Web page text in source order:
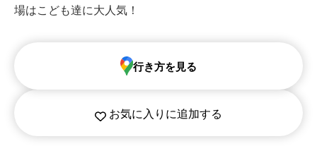
場はこども達に大人気！
お気に入りに追加する
行き方を見る